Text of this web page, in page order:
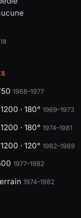
1968–1977
· 180° 1969–1973
· 180° 1974–1981
· 120° 1982–1989
1977–1982
1974–1982